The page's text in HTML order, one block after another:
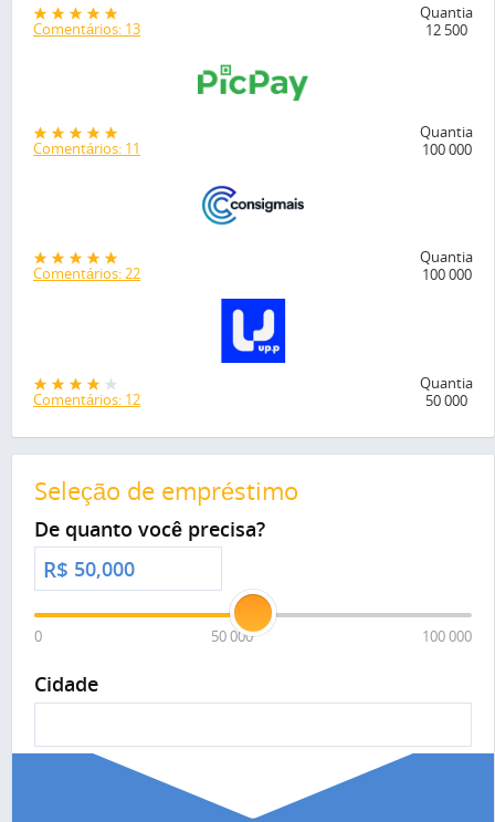
Comentários: 13
Quantia
12 500
Comentários: 11
Quantia
100 000
Comentários: 22
Quantia
100 000
Comentários: 12
Quantia
50 000
Seleção de empréstimo
De quanto você precisa?
R$
0 50 000 100 000
Cidade